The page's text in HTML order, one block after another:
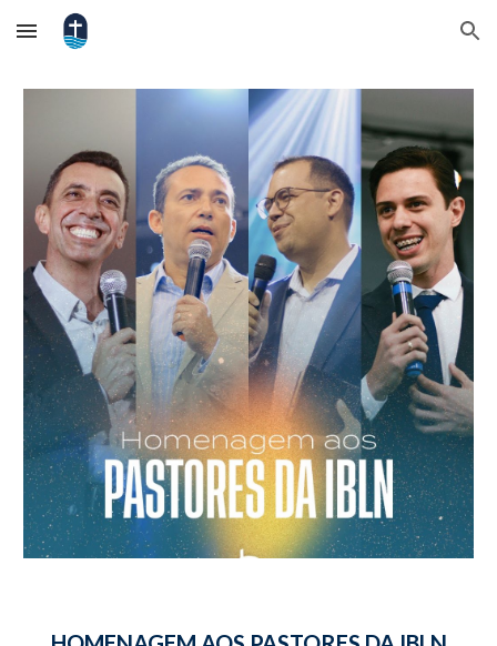
Skip to main content Skip to navigation